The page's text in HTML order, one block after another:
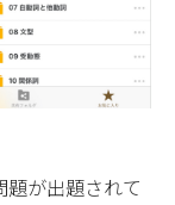
が出題されて